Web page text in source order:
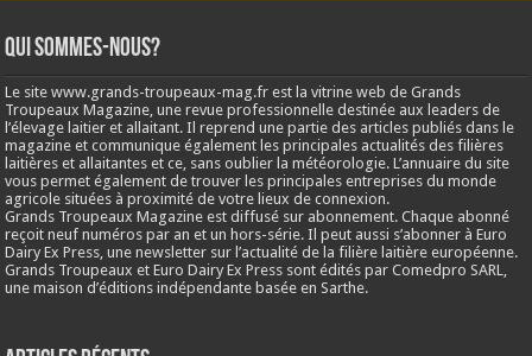
Qui sommes-nous?
Le site www.grands-troupeaux-mag.fr est la vitrine web de Grands
Troupeaux Magazine, une revue professionnelle destinée aux leaders de
l’élevage laitier et allaitant. Il reprend une partie des articles publiés dans le
magazine et communique également les principales actualités des filières
laitières et allaitantes et ce, sans oublier la météorologie. L’annuaire du site
vous permet également de trouver les principales entreprises du monde
agricole situées à proximité de votre lieux de connexion.
Grands Troupeaux Magazine est diffusé sur abonnement. Chaque abonné
reçoit neuf numéros par an et un hors-série. Il peut aussi s’abonner à Euro
Dairy Ex Press, une newsletter sur l’actualité de la filière laitière européenne.
Grands Troupeaux et Euro Dairy Ex Press sont édités par Comedpro SARL,
une maison d’éditions indépendante basée en Sarthe.